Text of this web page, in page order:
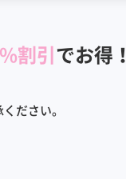
割引でお得！
ださい。